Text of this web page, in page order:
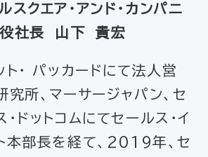
スクエア・アンド・カンパニ
社長 山下 貴宏
ト・ パッカードにて法人営
究所、マーサージャパン、セ
ドットコムにてセールス・イ
本部長を経て、2019年、セ